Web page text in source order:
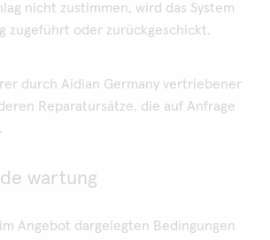
nicht zustimmen, wird das System
zugeführt oder zurückgeschickt.
durch Aidian Germany vertriebener
Reparatursätze, die auf Anfrage
wartung
Angebot dargelegten Bedingungen